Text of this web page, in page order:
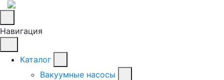
Навигация
Каталог
Вакуумные насосы